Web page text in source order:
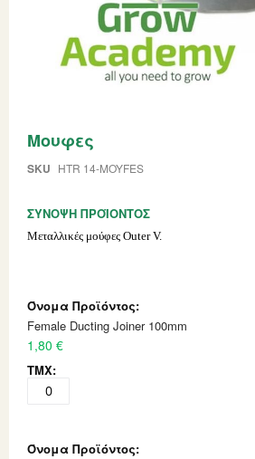
to
beginning
images
gallery
Μουφες
SKU HTR 14-MOYFES
ΣΎΝΟΨΗ ΠΡΟΪΌΝΤΟΣ
Μεταλλικές μούφες Outer V.
product
items
Female Ducting Joiner 100mm
1,80 €